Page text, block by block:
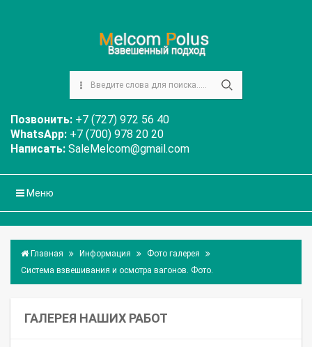
Позвонить: +7 (727) 972 56 40
WhatsApp: +7 (700) 978 20 20
Написать: SaleMelcom@gmail.com
Меню
Главная Информация
Фото галерея
Система взвешивания и осмотра вагонов. Фото.
ГАЛЕРЕЯ НАШИХ РАБОТ